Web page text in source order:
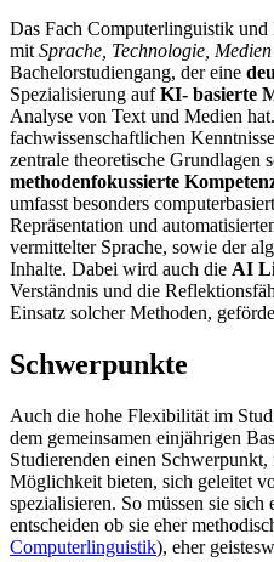
Das Fach Computerlinguistik
mit Sprache, Technologie, Medien
Bachelorstudiengang, der eine
Spezialisierung aufKI- basierte
Analyse von Text und Medien
fachwissenschaftlichen
zentrale theoretische Grundlagen
methodenfokussierte
umfasst besonders
Repräsentation und
vermittelter Sprache, sowie der
Inhalte. Dabei wird auch die AI
Verständnis und die
Einsatz solcher Methoden,
Schwerpunkte
Auch die hohe Flexibilität im
dem gemeinsamen einjährigen
Studierenden einen
Möglichkeit bieten, sich geleitet
spezialisieren. So müssen sie sich
entscheiden ob sie eher
Computerlinguistik), eher